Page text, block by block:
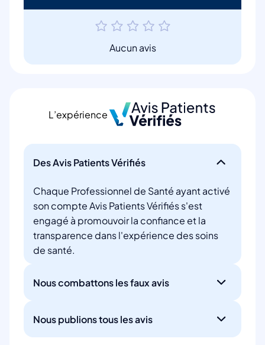
Aucun avis
L’expérience
Des Avis Patients Vérifiés
Chaque Professionnel de Santé ayant activé
son compte Avis Patients Vérifiés s'est
engagé à promouvoir la confiance et la
transparence dans l'expérience des soins
de santé.
Nous combattons les faux avis
Nous publions tous les avis